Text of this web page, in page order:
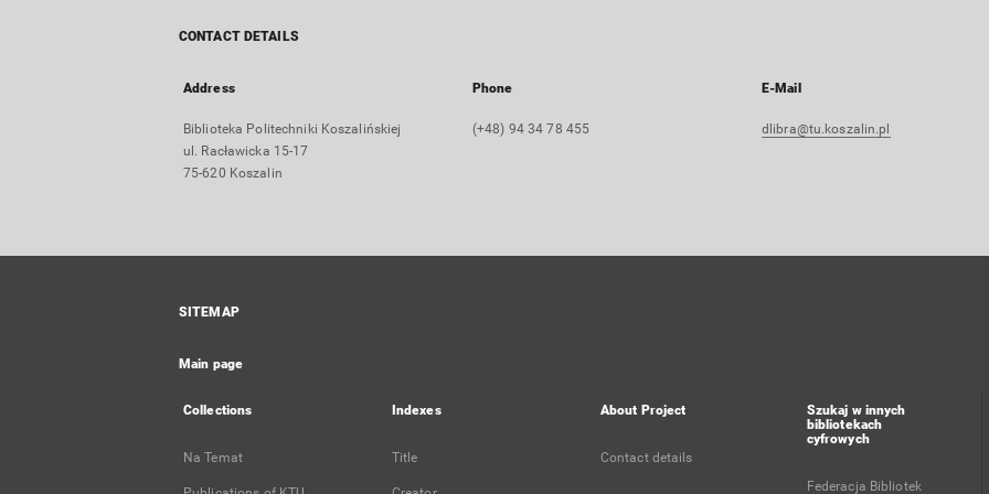
CONTACT DETAILS
Address
Biblioteka Politechniki Koszalińskiej
ul. Racławicka 15-17
75-620 Koszalin
Phone
(+48) 94 34 78 455
E-Mail
dlibra@tu.koszalin.pl
SITEMAP
Main page
Collections
Na Temat
Indexes
Title
About Project
Contact details
Szukaj w innych
bibliotekach
cyfrowych
Federacja Bibliotek